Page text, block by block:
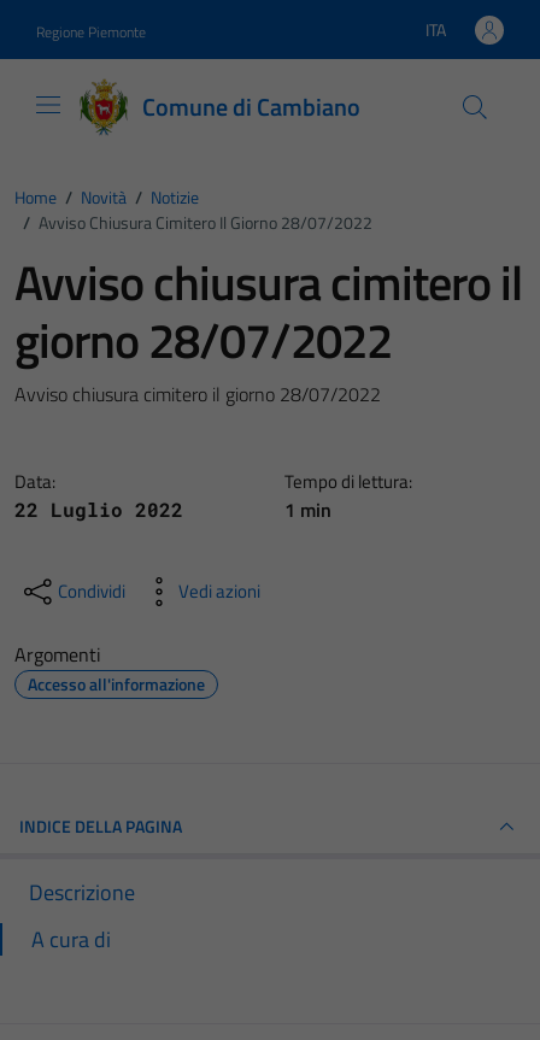
Regione Piemonte Lingua attiva:
ITA
Comune di Cambiano
Home / Novità / Notizie
/ Avviso Chiusura Cimitero Il Giorno 28/07/2022
Avviso chiusura cimitero il
giorno 28/07/2022
Avviso chiusura cimitero il giorno 28/07/2022
Data:
22 Luglio 2022
Tempo di lettura:
1 min
Condividi Vedi azioni
Argomenti
Accesso all'informazione
INDICE DELLA PAGINA
Descrizione
A cura di